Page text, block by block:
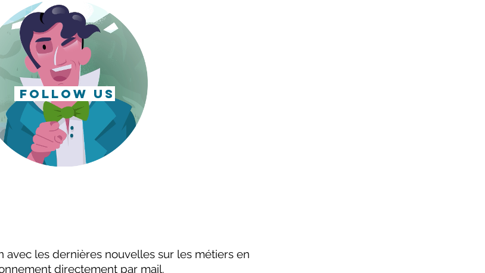
follow us
avec les dernières nouvelles sur les métiers en
directement par mail.